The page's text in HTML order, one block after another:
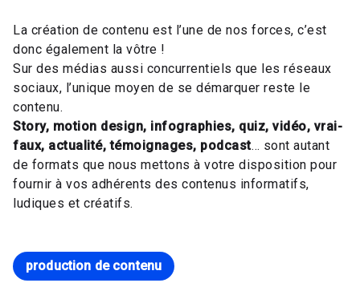
La création de contenu est l’une de nos forces, c’est
donc également la vôtre !
Sur des médias aussi concurrentiels que les réseaux
sociaux, l’unique moyen de se démarquer reste le
contenu.
Story, motion design, infographies, quiz, vidéo, vrai-
faux, actualité, témoignages, podcast… sont autant
de formats que nous mettons à votre disposition pour
fournir à vos adhérents des contenus informatifs,
ludiques et créatifs.
production de contenu